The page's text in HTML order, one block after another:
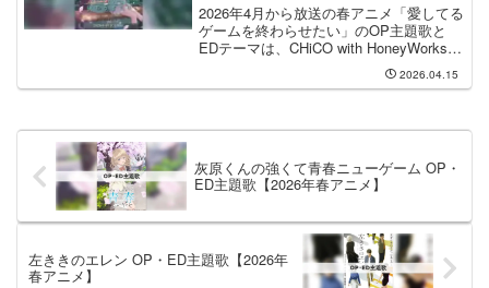
2026年4月から放送の春アニメ「愛してる
ゲームを終わらせたい」のOP主題歌と
EDテーマは、CHiCO with HoneyWorks
さんと PompadollS さんが担当します。
OP主題歌を手掛けるのは CHiCO with
2026.04.15
灰原くんの強くて青春ニューゲーム OP・
ED主題歌【2026年春アニメ】
左ききのエレン OP・ED主題歌【2026年
春アニメ】